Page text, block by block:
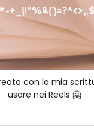
con la mia
usare nei Reels 🤗